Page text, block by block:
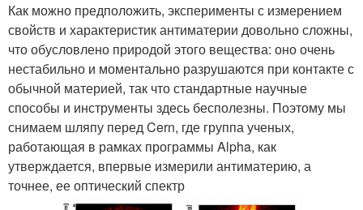
Как можно предположить, эксперименты с измерением
свойств и характеристик антиматерии довольно сложны,
что обусловлено природой этого вещества: оно очень
нестабильно и моментально разрушаются при контакте с
обычной материей, так что стандартные научные
способы и инструменты здесь бесполезны. Поэтому мы
снимаем шляпу перед Cern, где группа ученых,
работающая в рамках программы Alpha, как
утверждается, впервые измерили антиматерию, а
точнее, ее оптический спектр